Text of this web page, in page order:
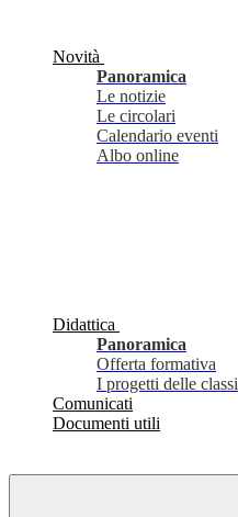
Novità
Panoramica
Le notizie
Le circolari
Calendario eventi
Albo online
Didattica
Panoramica
Offerta formativa
I progetti delle classi
Comunicati
Documenti utili